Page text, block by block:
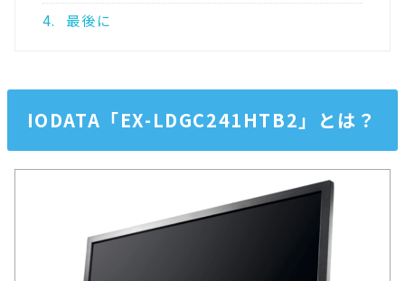
4.
最後に
IODATA「EX-LDGC241HTB2」とは？